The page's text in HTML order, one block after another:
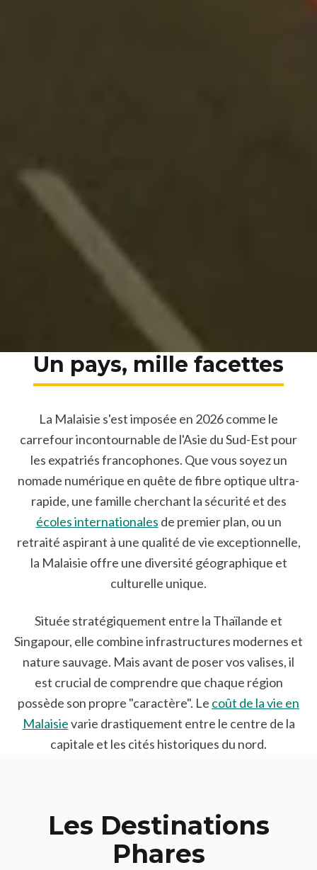
Un pays, mille facettes
La Malaisie s'est imposée en 2026 comme le
carrefour incontournable de l'Asie du Sud-Est pour
les expatriés francophones. Que vous soyez un
nomade numérique en quête de fibre optique ultra-
rapide, une famille cherchant la sécurité et des
écoles internationales de premier plan, ou un
retraité aspirant à une qualité de vie exceptionnelle,
la Malaisie offre une diversité géographique et
culturelle unique.
Située stratégiquement entre la Thaïlande et
Singapour, elle combine infrastructures modernes et
nature sauvage. Mais avant de poser vos valises, il
est crucial de comprendre que chaque région
possède son propre "caractère". Le coût de la vie en
Malaisievarie drastiquement entre le centre de la
capitale et les cités historiques du nord.
Les Destinations
Phares